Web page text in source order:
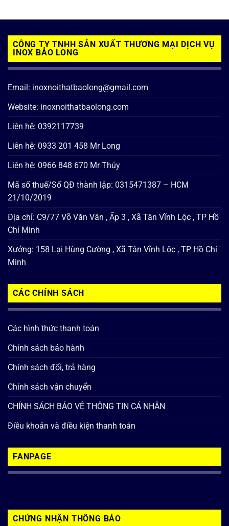
CÔNG TY TNHH SẢN XUẤT THƯƠNG MẠI DỊCH VỤ
INOX BẢO LONG
Email: inoxnoithatbaolong@gmail.com
Website: inoxnoithatbaolong.com
Liên hệ: 0392117739
Liên hệ: 0933 201 458 Mr Long
Liên hệ: 0966 848 670 Mr Thúy
Mã số thuế/Số QĐ thành lập: 0315471387 – HCM
21/10/2019
Địa chỉ: C9/77 Võ Văn Vân , Ấp 3 , Xã Tân Vĩnh Lộc , TP Hồ
Chí Minh
Xưởng: 158 Lại Hùng Cường , Xã Tân Vĩnh Lộc , TP Hồ Chí
Minh
CÁC CHÍNH SÁCH
Các hình thức thanh toán
Chính sách bảo hành
Chính sách đổi, trả hàng
Chính sách vận chuyển
CHÍNH SÁCH BẢO VỆ THÔNG TIN CÁ NHÂN
Điều khoản và điều kiện thanh toán
FANPAGE
CHỨNG NHẬN THÔNG BÁO